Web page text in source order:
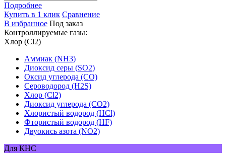
Подробнее
Купить в 1 клик Сравнение
В избранное Под заказ
Контроллируемые газы:
Хлор (Cl2)
Аммиак (NH3)
Диоксид серы (SO2)
Оксид углерода (CO)
Сероводород (H2S)
Хлор (Cl2)
Диоксид углерода (CO2)
Хлористый водород (HCl)
Фтористый водород (HF)
Двуокись азота (NO2)
Для КНС